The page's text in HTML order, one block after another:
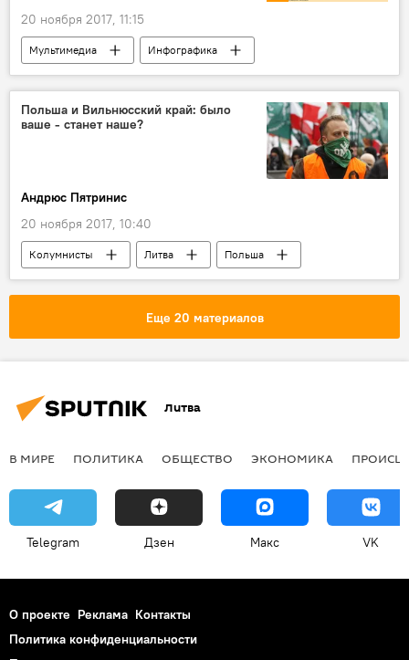
20 ноября 2017, 11:15
Мультимедиа
Инфографика
Нобелевская премия
Польша и Вильнюсский край: было
ваше - станет наше?
Андрюс Пятринис
20 ноября 2017, 10:40
Колумнисты Литва Польша
Еще 20 материалов
Литва
В МИРЕ ПОЛИТИКА ОБЩЕСТВО ЭКОНОМИКА
Telegram Дзен Макс VK
О проекте Реклама Контакты
Политика конфиденциальности